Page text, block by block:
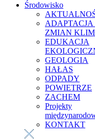
Środowisko
ADAPTACJA
ZMIAN
EDUKACJA
GEOLOGIA
HAŁAS
ODPADY
POWIETRZE
ZACHEM
Projekty
KONTAKT